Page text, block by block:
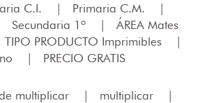
C.I. | Primaria C.M.
|
Secundaria 1º |
ÁREA Mates
TIPO PRODUCTO Imprimibles
|
| PRECIO GRATIS
multiplicar | multiplicar
|